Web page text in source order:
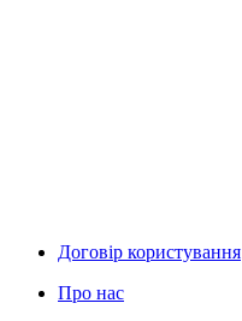
Договір користування
Про нас